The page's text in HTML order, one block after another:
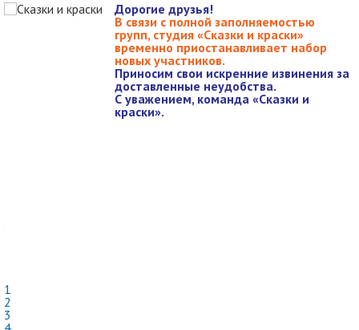
Дорогие друзья!
В связи с полной заполняемостью
групп, студия «Сказки и краски»
временно приостанавливает набор
новых участников.
Приносим свои искренние извинения за
доставленные неудобства.
С уважением, команда «Сказки и
краски».
1
2
3